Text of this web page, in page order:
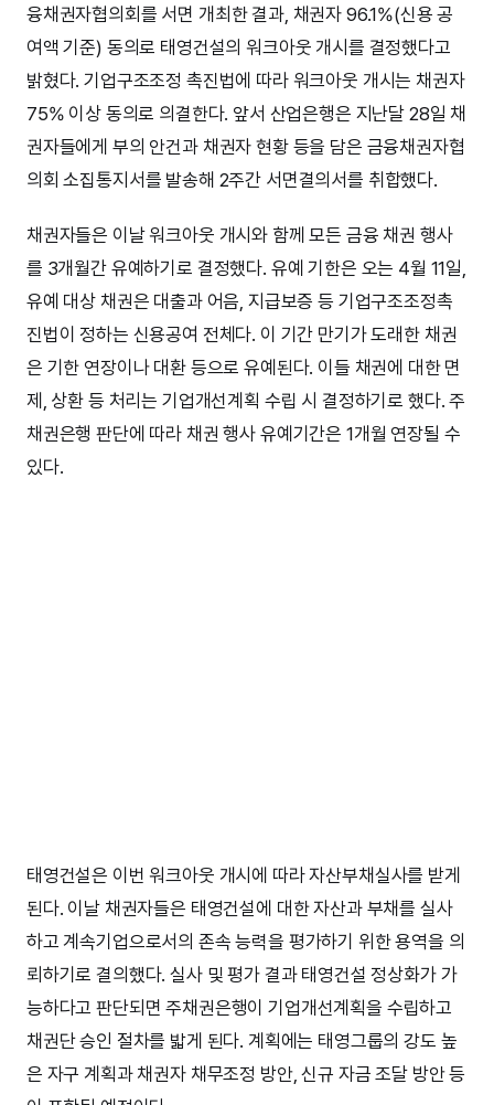
융채권자협의회를 서면 개최한 결과, 채권자 96.1%(신용 공
여액 기준) 동의로 태영건설의 워크아웃 개시를 결정했다고
밝혔다. 기업구조조정 촉진법에 따라 워크아웃 개시는 채권자
75% 이상 동의로 의결한다. 앞서 산업은행은 지난달 28일 채
권자들에게 부의 안건과 채권자 현황 등을 담은 금융채권자협
의회 소집통지서를 발송해 2주간 서면결의서를 취합했다.
채권자들은 이날 워크아웃 개시와 함께 모든 금융 채권 행사
를 3개월간 유예하기로 결정했다. 유예 기한은 오는 4월 11일,
유예 대상 채권은 대출과 어음, 지급보증 등 기업구조조정촉
진법이 정하는 신용공여 전체다. 이 기간 만기가 도래한 채권
은 기한 연장이나 대환 등으로 유예된다. 이들 채권에 대한 면
제, 상환 등 처리는 기업개선계획 수립 시 결정하기로 했다. 주
채권은행 판단에 따라 채권 행사 유예기간은 1개월 연장될 수
있다.
태영건설은 이번 워크아웃 개시에 따라 자산부채실사를 받게
된다. 이날 채권자들은 태영건설에 대한 자산과 부채를 실사
하고 계속기업으로서의 존속 능력을 평가하기 위한 용역을 의
뢰하기로 결의했다. 실사 및 평가 결과 태영건설 정상화가 가
능하다고 판단되면 주채권은행이 기업개선계획을 수립하고
채권단 승인 절차를 밟게 된다. 계획에는 태영그룹의 강도 높
은 자구 계획과 채권자 채무조정 방안, 신규 자금 조달 방안 등